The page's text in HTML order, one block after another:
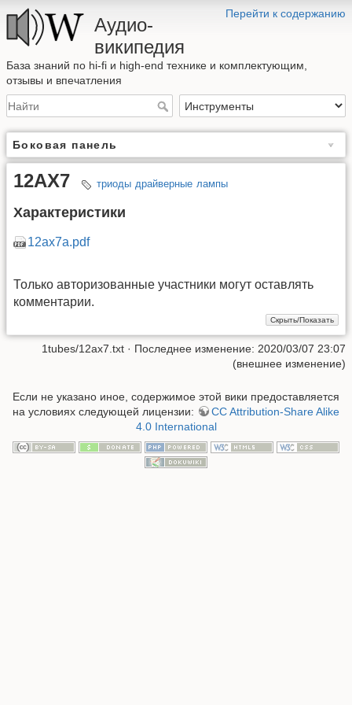
Перейти к содержанию
Аудио-
википедия
База знаний по hi-fi и high-end технике и комплектующим,
отзывы и впечатления
Боковая панель
12AX7 триоды драйверные лампы
Характеристики
12ax7a.pdf
Только авторизованные участники могут оставлять
комментарии.
1tubes/12ax7.txt · Последнее изменение: 2020/03/07 23:07
(внешнее изменение)
Если не указано иное, содержимое этой вики предоставляется
на условиях следующей лицензии:
CC Attribution-Share Alike
4.0 International